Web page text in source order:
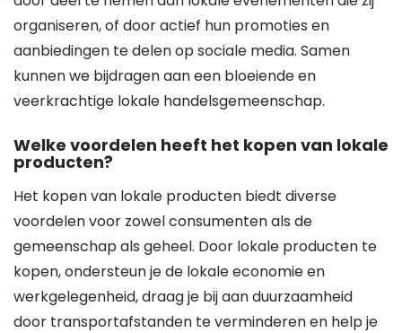
organiseren, of door actief hun promoties en
aanbiedingen te delen op sociale media. Samen
kunnen we bijdragen aan een bloeiende en
veerkrachtige lokale handelsgemeenschap.
Welke voordelen heeft het kopen van lokale
producten?
Het kopen van lokale producten biedt diverse
voordelen voor zowel consumenten als de
gemeenschap als geheel. Door lokale producten te
kopen, ondersteun je de lokale economie en
werkgelegenheid, draag je bij aan duurzaamheid
door transportafstanden te verminderen en help je